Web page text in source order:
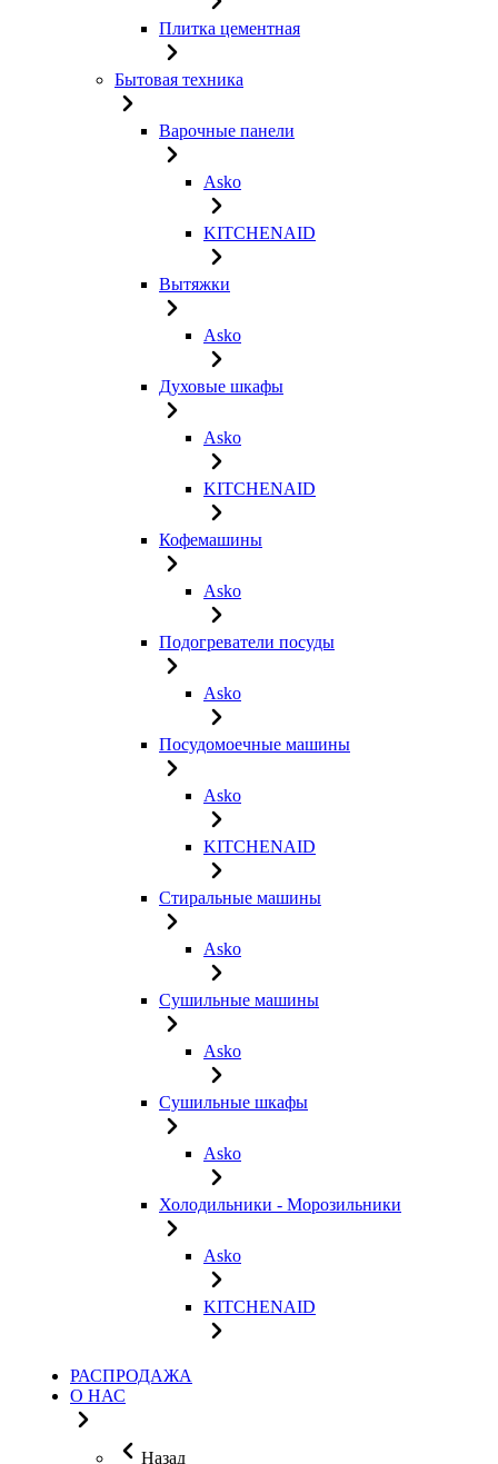
Плитка цементная
Бытовая техника
Варочные панели
Asko
KITCHENAID
Вытяжки
Asko
Духовые шкафы
Asko
KITCHENAID
Кофемашины
Asko
Подогреватели посуды
Asko
Посудомоечные машины
Asko
KITCHENAID
Стиральные машины
Asko
Сушильные машины
Asko
Сушильные шкафы
Asko
Холодильники - Морозильники
Asko
KITCHENAID
РАСПРОДАЖА
О НАС
Назад